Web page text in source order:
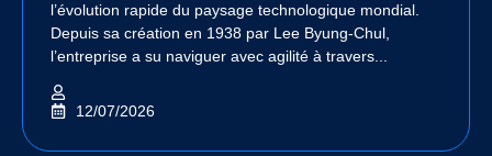
l’évolution rapide du paysage technologique mondial.
Depuis sa création en 1938 par Lee Byung-Chul,
l’entreprise a su naviguer avec agilité à travers...
12/07/2026